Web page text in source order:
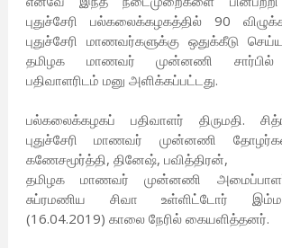
புதுச்சேரி பல்கலைக்கழகத்தில் 90
புதுச்சேரி மாணவர்களுக்கு ஒதுக்கீடு
தமிழக மாணவர் முன்னணி சார்பில்
பதிவாளரிடம் மனு அளிக்கப்பட்டது.
பல்கலைக்கழகப் பதிவாளர் திருமதி.
புதுச்சேரி மாணவர் முன்னணி
கணேசமூர்த்தி, தினேஷ், பவித்திரன்,
தமிழக மாணவர் முன்னணி
சுப்ரமணிய சிவா உள்ளிட்டோர்
(16.04.2019) காலை நேரில் கையளித்தனர்.